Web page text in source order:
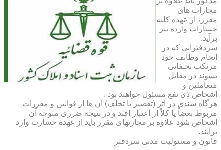
مجازات های
مقرر، از عهده کلیه
خسارات وارده نیز
برآید.
سردفترانی که در
انجام وظایف خود
مرتکب تخلفاتی
بشوند در مقابل
متعاملین و
اشخاص ذی نفع مسئول خواهند بود .
هرگاه سندی در اثر (تقصیر یا تخلف) آن ها از قوانین و مقررات
مربوط بعضاً یا کلاً از اعتبار افتد و در نتیجه ضرری متوجه آن
اشخاص شود علاوه بر مجازتهای مقرر باید از عهده خسارت وارد
برآیند.
قانون و مسئولیت مدنی سردفتر